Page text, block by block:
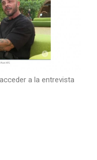
a la entrevista